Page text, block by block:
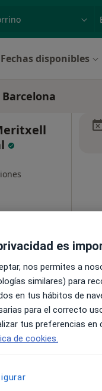
Fechas disponibles
·Ver
es
nos permites a
similares) para
en tus hábitos de
para el correcto
tus preferencias en
de cookies.